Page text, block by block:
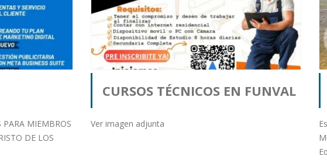
PARA MIEMBROS
DE LOS
CURSOS TÉCNICOS EN FUNVAL
Publicado por Brenda Morales
Ver imagen adjunta